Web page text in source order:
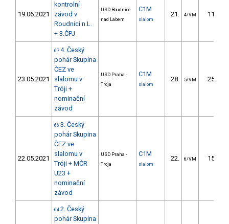
19.06.2021
kontrolní
závod v
Roudnici n.L.
+ 3.ČPJ
USD Roudnice
nad Labem
C1M
slalom
21. 4/VM 11.09
23.05.2021
67 4. Český
pohár Skupina
ČEZ ve
slalomu v
Tróji +
nominační
závod
USD Praha -
Troja
C1M
slalom
28. 5/VM 25.45
22.05.2021
66 3. Český
pohár Skupina
ČEZ ve
slalomu v
Tróji + MČR
U23 +
nominační
závod
USD Praha -
Troja
C1M
slalom
22. 6/VM 15.80
64 2. Český
pohár Skupina